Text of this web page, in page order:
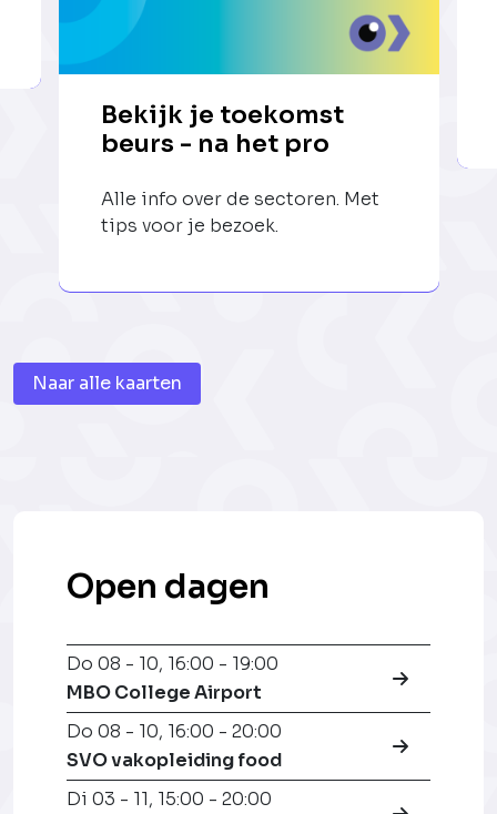
Bekijk je toekomst
beurs - na het pro
Alle info over de sectoren. Met
tips voor je bezoek.
Naar alle kaarten
Open dagen
Do 08 - 10, 16:00 - 19:00
MBO College Airport
Do 08 - 10, 16:00 - 20:00
SVO vakopleiding food
Di 03 - 11, 15:00 - 20:00